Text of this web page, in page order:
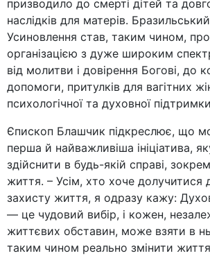
призводило до смерті дітей та
наслідків для матерів.
Усиновлення став, таким чином,
організацією з дуже широким
від молитви і довірення Богові, до
допомоги, притулків для вагітних
психологічної та духовної
Єпископ Блашчик підкреслює, що
перша й найважливіша ініціатива,
здійснити в будь-якій справі,
життя. – Усім, хто хоче долучитися
захисту життя, я одразу кажу:
— це чудовий вибір, і кожен,
життєвих обставин, може взяти в
таким чином реально змінити